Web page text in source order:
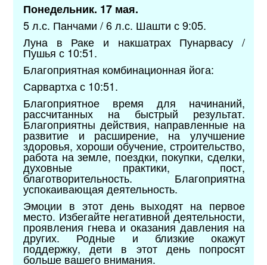
Понедельник. 17 мая.
5 л.с. Панчами / 6 л.с. Шашти с 9:05.
Луна в Раке и накшатрах Пунарвасу /
Пушья с 10:51.
Благоприятная комбинационная йога:
Сарвартха с 10:51.
Благоприятное время для начинаний,
рассчитанных на быстрый результат.
Благоприятны действия, направленные на
развитие и расширение, на улучшение
здоровья, хороши обучение, строительство,
работа на земле, поездки, покупки, сделки,
духовные практики, пост,
благотворительность. Благоприятна
успокаивающая деятельность.
Эмоции в этот день выходят на первое
место. Избегайте негативной деятельности,
проявления гнева и оказания давления на
других. Родные и близкие окажут
поддержку, дети в этот день попросят
больше вашего внимания.